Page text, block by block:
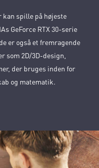
kan spille på højeste
GeForce RTX 30-serie
er også et fremragende
som 2D/3D-design,
der bruges inden for
og matematik.